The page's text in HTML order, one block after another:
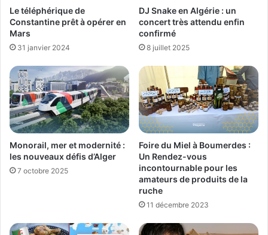
Le téléphérique de
Constantine prêt à opérer en
Mars
31 janvier 2024
DJ Snake en Algérie : un
concert très attendu enfin
confirmé
8 juillet 2025
Monorail, mer et modernité :
les nouveaux défis d’Alger
7 octobre 2025
Foire du Miel à Boumerdes :
Un Rendez-vous
incontournable pour les
amateurs de produits de la
ruche
11 décembre 2023